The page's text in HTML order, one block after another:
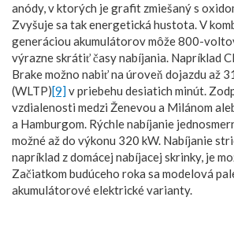
anódy, v ktorých je grafit zmiešaný s
Zvyšuje sa tak energetická hustota. V
generáciou akumulátorov môže 800-
výrazne skrátiť časy nabíjania. Napríklad
Brake možno nabiť na úroveň dojazdu až
(WLTP)[9]v priebehu desiatich minút.
vzdialenosti medzi Ženevou a Milánom
a Hamburgom. Rýchle nabíjanie
možné až do výkonu 320 kW. Nabíjanie
napríklad z domácej nabíjacej skrinky, je
Začiatkom budúceho roka sa modelová
akumulátorové elektrické varianty.